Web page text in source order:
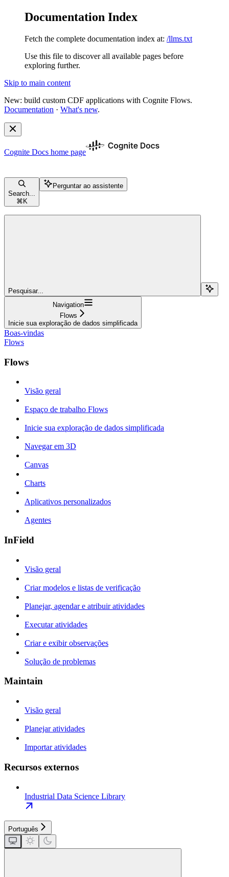
Documentation Index
Fetch the complete documentation index at: /llms.txt
Use this file to discover all available pages before
exploring further.
Skip to main content
New: build custom CDF applications with Cognite Flows.
Documentation · What's new.
Cognite Docs home page
Search...
⌘ K
Perguntar ao assistente
Pesquisar...
Navigation
Flows
Inicie sua exploração de dados simplificada
Boas-vindas
Flows
Flows
Visão geral
Espaço de trabalho Flows
Inicie sua exploração de dados simplificada
Navegar em 3D
Canvas
Charts
Aplicativos personalizados
Agentes
InField
Visão geral
Criar modelos e listas de verificação
Planejar, agendar e atribuir atividades
Executar atividades
Criar e exibir observações
Solução de problemas
Maintain
Visão geral
Planejar atividades
Importar atividades
Recursos externos
Industrial Data Science Library
Português